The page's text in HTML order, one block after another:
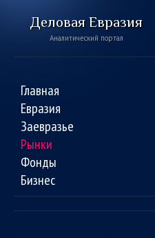
Деловая Евразия
Аналитический портал
Главная
Евразия
Заевразье
Рынки
Фонды
Бизнес